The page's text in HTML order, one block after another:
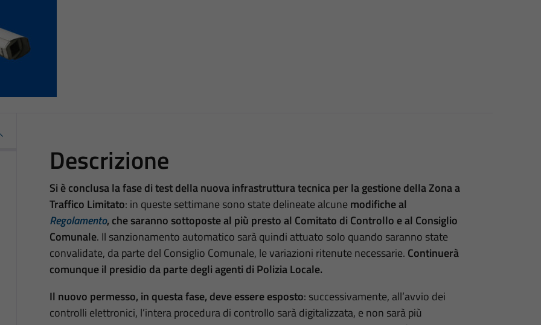
Descrizione
Si è conclusa la fase di test della nuova infrastruttura tecnica per la gestione della Zona a
Traffico Limitato: in queste settimane sono state delineate alcune modifiche al
Regolamento, che saranno sottoposte al più presto al Comitato di Controllo e al Consiglio
Comunale. Il sanzionamento automatico sarà quindi attuato solo quando saranno state
convalidate, da parte del Consiglio Comunale, le variazioni ritenute necessarie. Continuerà
comunque il presidio da parte degli agenti di Polizia Locale.
Il nuovo permesso, in questa fase, deve essere esposto: successivamente, all’avvio dei
controlli elettronici, l’intera procedura di controllo sarà digitalizzata, e non sarà più